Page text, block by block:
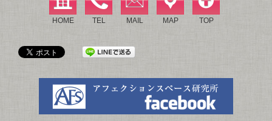
HOME TEL MAIL MAP TOP